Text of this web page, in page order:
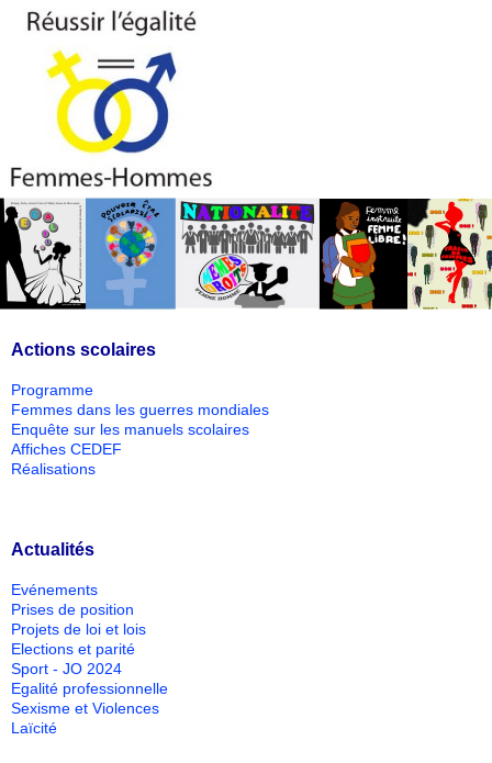
Actions scolaires
Programme
Femmes dans les guerres mondiales
Enquête sur les manuels scolaires
Affiches CEDEF
Réalisations
Actualités
Evénements
Prises de position
Projets de loi et lois
Elections et parité
Sport - JO 2024
Egalité professionnelle
Sexisme et Violences
Laïcité